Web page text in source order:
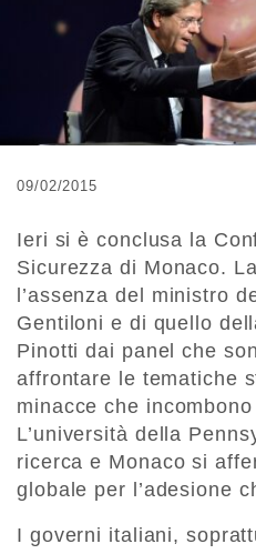
09/02/2015
Ieri si è conclusa la
Sicurezza di Monaco.
l’assenza del ministro
Gentiloni e di quello
Pinotti dai panel che
affrontare le tematiche
minacce che
L’università della
ricerca e Monaco si
globale per l’adesione
I governi italiani,